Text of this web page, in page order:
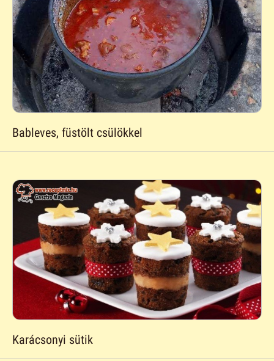
Bableves, füstölt csülökkel
Karácsonyi sütik